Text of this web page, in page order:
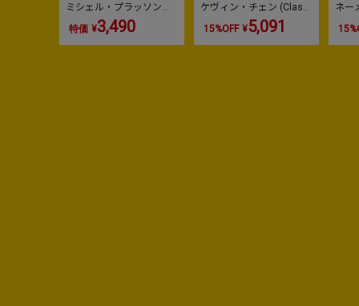
ミシェル・プラッソン、
新日本フィルハーモニー
交響楽団
特価 ¥3,490
国際ピアノ・コンク
ール・ライヴ
ケヴィン・チェン (Classi
cal)
15%OFF ¥5,091
ェ
ネー
ト
ル